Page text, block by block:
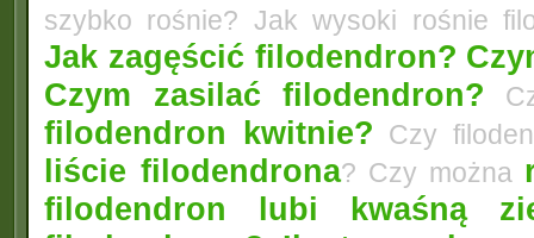
szybko rośnie? Jak wysoki rośnie
Jak zagęścić filodendron?
Czym zasilać filodendron?
filodendron kwitnie? Czy
liście filodendrona? Czy można
filodendron lubi kwaśną